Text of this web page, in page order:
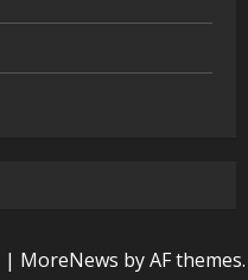
| MoreNews by AF themes.